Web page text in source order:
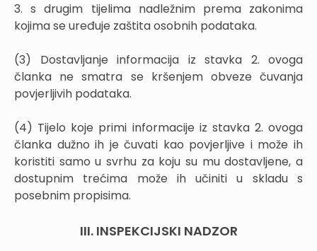
3. s drugim tijelima nadležnim prema zakonima
kojima se uređuje zaštita osobnih podataka.
(3) Dostavljanje informacija iz stavka 2. ovoga
članka ne smatra se kršenjem obveze čuvanja
povjerljivih podataka.
(4) Tijelo koje primi informacije iz stavka 2. ovoga
članka dužno ih je čuvati kao povjerljive i može ih
koristiti samo u svrhu za koju su mu dostavljene, a
dostupnim trećima može ih učiniti u skladu s
posebnim propisima.
III. INSPEKCIJSKI NADZOR